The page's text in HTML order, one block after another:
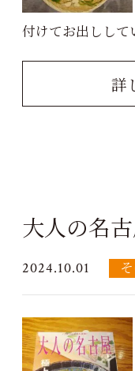
付けてお出しして
詳
大人の名
2024.10.01